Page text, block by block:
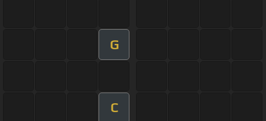
G
C